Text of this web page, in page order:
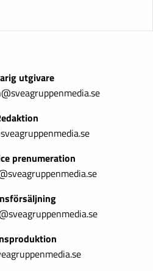
utgivare
prenumeration